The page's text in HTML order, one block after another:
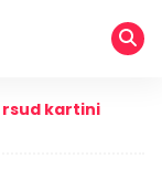
rsud kartini